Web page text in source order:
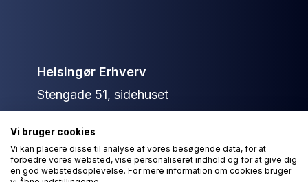
Helsingør Erhverv
Stengade 51, sidehuset
+45 40 13 79 36
info@helsingorerhverv.dk
Vi bruger cookies
Vi kan placere disse til analyse af vores besøgende data, for at
forbedre vores websted, vise personaliseret indhold og for at give dig
en god webstedsoplevelse. For mere information om cookies bruger